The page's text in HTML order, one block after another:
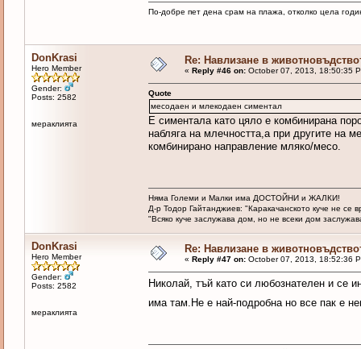
По-добре пет дена срам на плажа, отколко цела
DonKrasi
Hero Member
Gender:
Posts: 2582
мераклията
Re: Навлизане в
« Reply #46 on:October 07, 2013, 18:50:35
Quote
месодаен и млекодаен симентал
Е симентала като цяло е комбинирана
набляга на млечността,а при другите на
комбинирано направление мляко/месо.
Няма Големи и Малки има ДОСТОЙНИ и ЖАЛКИ!
Д-р Тодор Гайтанджиев: "Каракачанското куче не
"Всяко куче заслужава дом, но не всеки дом
DonKrasi
Hero Member
Gender:
Posts: 2582
мераклията
Re: Навлизане в
« Reply #47 on:October 07, 2013, 18:52:36
Николай, тъй като си любознателен и се
има там.Не е най-подробна но все пак е